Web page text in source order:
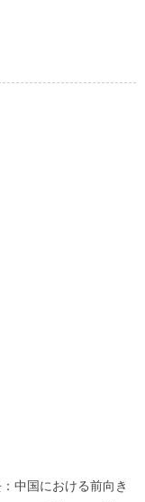
中国における前向き